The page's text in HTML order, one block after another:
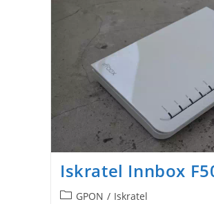
Iskratel Innbox
Рубрика
GPON / Iskratel